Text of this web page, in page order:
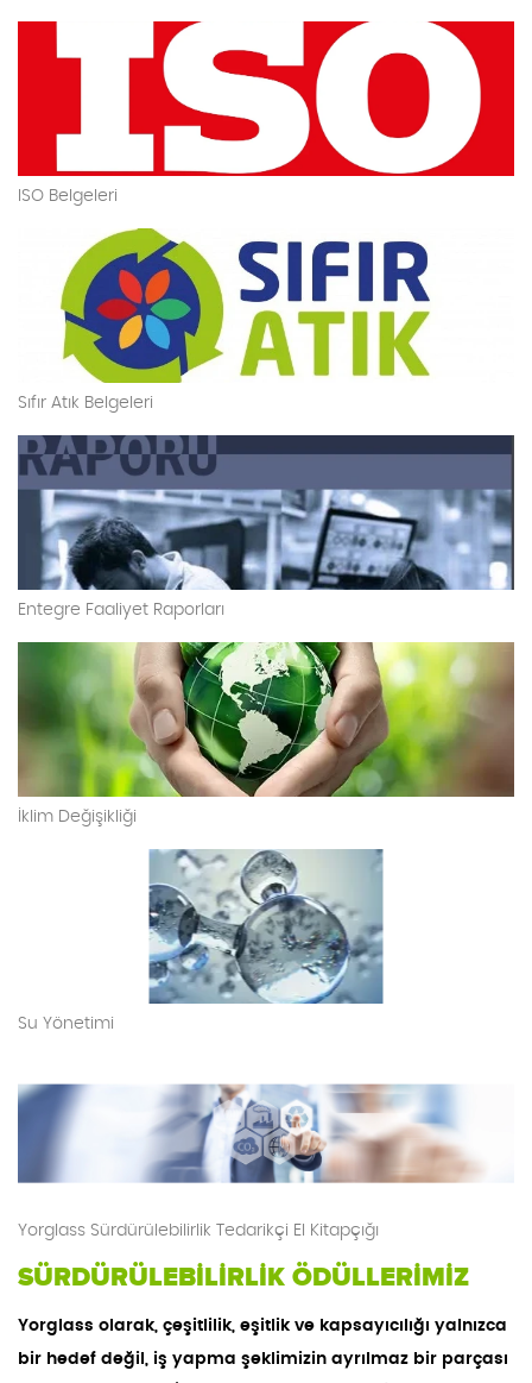
ISO Belgeleri
Sıfır Atık Belgeleri
Entegre Faaliyet Raporları
İklim Değişikliği
Su Yönetimi
Yorglass Sürdürülebilirlik Tedarikçi El Kitapçığı
SÜRDÜRÜLEBİLİRLİK ÖDÜLLERİMİZ
Yorglass olarak, çeşitlilik, eşitlik ve kapsayıcılığı yalnızca
bir hedef değil, iş yapma şeklimizin ayrılmaz bir parçası